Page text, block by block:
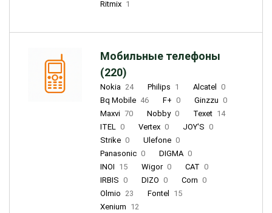
Ritmix 1
Мобильные телефоны
(220)
Nokia 24 Philips 1 Alcatel
0
Bq Mobile 46 F+ 0 Ginzzu 0
Maxvi 70 Nobby 0 Texet 14
ITEL 0 Vertex 0 JOY'S 0
Strike 0 Ulefone 0
Panasonic 0 DIGMA 0
INOI 15 Wigor 0 CAT 0
IRBIS 0 DIZO 0 Corn 0
Olmio 23 Fontel
15
Xenium 12